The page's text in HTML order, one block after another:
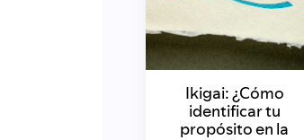
Ikigai: ¿Cómo
identificar tu
propósito en la